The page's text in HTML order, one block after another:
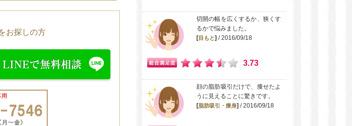
お探しの方
切開の幅を広くするか、狭くす
るかで悩みました。
[目もと] / 2016/09/18
3.73
顔の脂肪吸引だけで、痩せたよ
うに見えることに驚きです。
[脂肪吸引・痩身] / 2016/09/18